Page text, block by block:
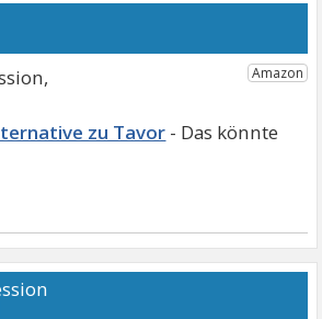
zu Tavor